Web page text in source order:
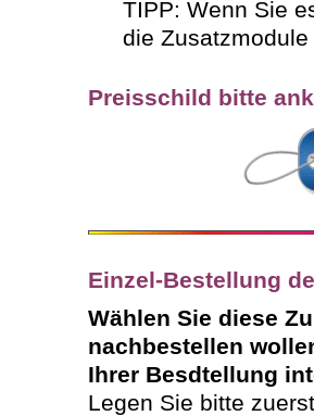
TIPP: Wenn Sie
die Zusatzmodule
Preisschild bitte
Einzel-Bestellung
Wählen Sie diese
nachbestellen
Ihrer Besdtellung
Legen Sie bitte